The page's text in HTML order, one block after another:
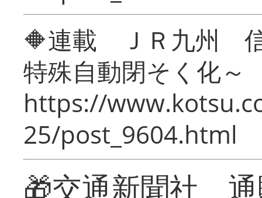
🔶連載 ＪＲ九州 信
特殊自動閉そく化～
https://
25/post_9604.html
🎁交通新聞社